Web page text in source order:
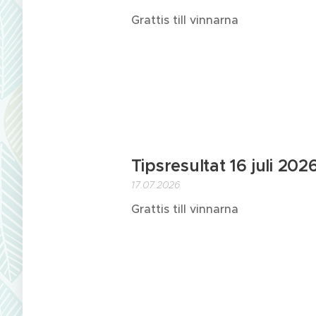
Grattis till vinnarna
Tipsresultat 16 juli
17.07.2026
Grattis till vinnarna